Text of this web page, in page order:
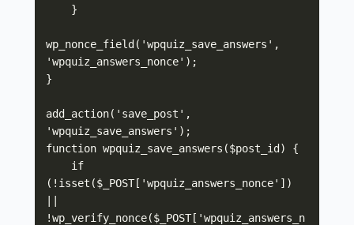
wp_nonce_field('wpquiz_save_answers',
'wpquiz_answers_nonce');
}
add_action('save_post',
'wpquiz_save_answers');
function wpquiz_save_answers($post_id) {
(!isset($_POST['wpquiz_answers_nonce'])
!wp_verify_nonce($_POST['wpquiz_answers_n